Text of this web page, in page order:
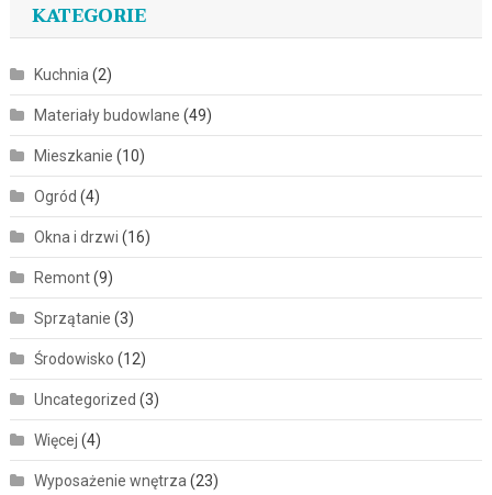
KATEGORIE
Kuchnia (2)
Materiały budowlane (49)
Mieszkanie (10)
Ogród (4)
Okna i drzwi (16)
Remont(9)
Sprzątanie (3)
Środowisko (12)
Uncategorized (3)
Więcej (4)
Wyposażenie wnętrza (23)